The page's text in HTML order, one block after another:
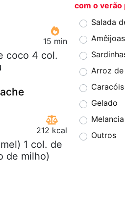
15 min
coco 4 col.
212 kcal
1 col. de
de milho)
com o
Salada
Arroz
Caracóis
Gelado
Melancia
Outros